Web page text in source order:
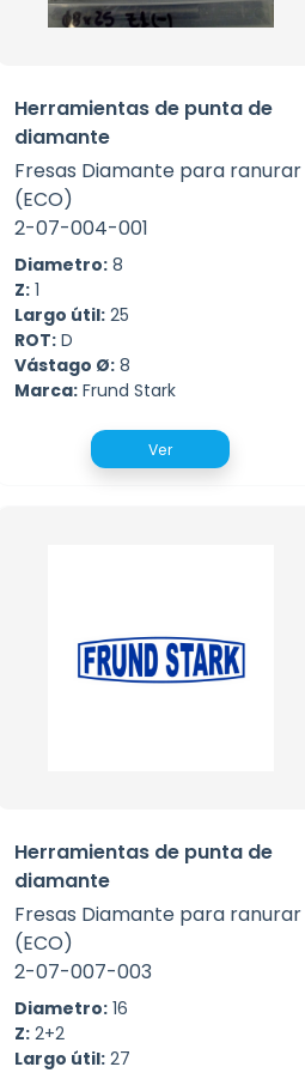
Herramientas de punta de
diamante
Fresas Diamante para ranurar
(ECO)
2-07-004-001
Diametro: 8
Z: 1
Largo útil: 25
ROT: D
Vástago Ø: 8
Marca: Frund Stark
Ver
Herramientas de punta de
diamante
Fresas Diamante para ranurar
(ECO)
2-07-007-003
Diametro: 16
Z: 2+2
Largo útil: 27